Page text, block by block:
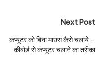
Next Post
कंप्यूटर को बिना माउस कैसे चलाये –
कीबोर्ड से कंप्यूटर चलाने का तरीका